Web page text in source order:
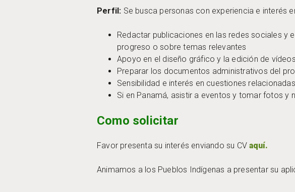
Perfil: Se busca personas con experiencia e interés
Redactar publicaciones en las redes sociales y
progreso o sobre temas relevantes
Apoyo en el diseño gráfico y la edición de vídeos
Preparar los documentos administrativos del
Sensibilidad e interés en cuestiones
Si en Panamá, asistir a eventos y tomar fotos y
Como solicitar
Favor presenta su interés enviando su CVaquí.
Animamos a los Pueblos Indígenas a presentar su